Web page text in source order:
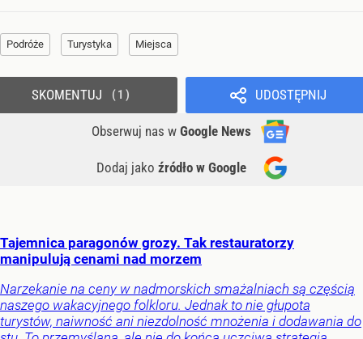
Podróże Turystyka Miejsca
UDOSTĘPNIJ
Obserwuj nas w Google News
Dodaj jako źródło w Google
SKOMENTUJ 1
Tajemnica paragonów grozy. Tak restauratorzy
manipulują cenami nad morzem
Narzekanie na ceny w nadmorskich smażalniach są częścią
naszego wakacyjnego folkloru. Jednak to nie głupota
turystów, naiwność ani niezdolność mnożenia i dodawania do